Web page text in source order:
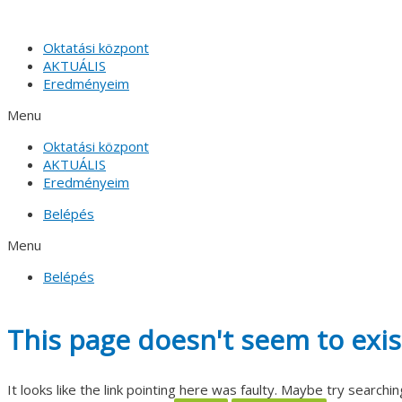
contentOktatási központ
AKTUÁLIS
Eredményeim
Menu
Oktatási központ
AKTUÁLIS
Eredményeim
Belépés
Menu
Belépés
This page doesn't seem to
It looks like the link pointing here was faulty. Maybe try